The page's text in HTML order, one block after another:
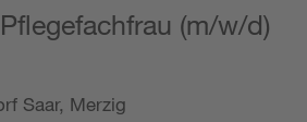
(m/w/d)
Saar, Merzig